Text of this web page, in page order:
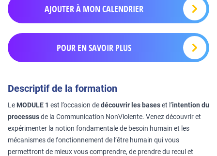
AJOUTER À MON CALENDRIER
POUR EN SAVOIR PLUS
Descriptif de la formation
Le MODULE 1 est l’occasion dedécouvrir les baseset l’intention du
processusde la Communication NonViolente. Venez découvrir et
expérimenter la notion fondamentale de besoin humain et les
mécanismes de fonctionnement de l’être humain qui vous
permettront de mieux vous comprendre, de prendre du recul et